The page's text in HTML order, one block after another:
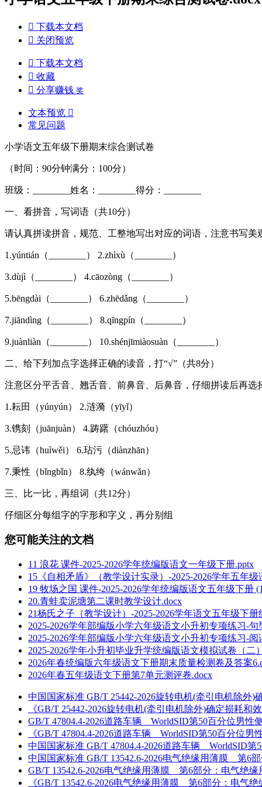
 下载本文档
 关闭预览
 下载本文档
 收藏
 分享赚钱 奖
文本预览 
常见问题
小学语文五年级下册期末综合测试卷
（时间：90分钟满分：100分）
班级：________姓名：________得分：________
一、看拼音，写词语（共10分）
请认真拼读拼音，规范、工整地写出对应的词语，注意书写美
1.yúntián（________） 2.zhìxù（________）
3.dùjì（________） 4.cāozòng（________）
5.bēngdài（________） 6.zhēdǎng（________）
7.jiāndìng（________） 8.qīngpín（________）
9.juànliàn（________） 10.shénjīmiàosuàn（________）
二、给下列加点字选择正确的读音，打“√”（共8分）
注意区分平舌音、翘舌音、前鼻音、后鼻音，仔细拼读后再选
1.耘田（yúnyún） 2.涟漪（yīyǐ）
3.镌刻（juānjuàn） 4.踌躇（chóuzhóu）
5.忌讳（huìwěi） 6.玷污（diànzhān）
7.秉性（bǐngbǐn） 8.纨绔（wánwǎn）
三、比一比，再组词（共12分）
仔细区分每组字的字形和字义，再分别组
您可能关注的文档
11 浪花 课件-2025-2026学年统编版语文一年级下册.pptx
15《自相矛盾》（教学设计实录）-2025-2026学年五年
19 牧场之国 课件-2025-2026学年统编版语文五年级下册
20.青蛙卖泥塘第二课时教学设计.docx
21杨氏之子（教学设计）-2025-2026学年语文五年级下册
2025-2026学年部编版小学六年级语文小升初专项练习-句
2025-2026学年部编版小学六年级语文小升初专项练习-
2025-2026学年小升初毕业升学统编版语文模拟试卷（二
2026年春统编版六年级语文下册期末质量检测卷及答案
2026年春五年级语文下册第7单元测评卷.docx
中国国家标准 GB/T 25442-2026旋转电机(牵引电机除外)
《GB/T 25442-2026旋转电机(牵引电机除外)确定损耗和
GB/T 47804.4-2026道路车辆 WorldSID第50百分位男
《GB/T 47804.4-2026道路车辆 WorldSID第50百分位
中国国家标准 GB/T 47804.4-2026道路车辆 WorldSID
中国国家标准 GB/T 13542.6-2026电气绝缘用薄膜 第6
GB/T 13542.6-2026电气绝缘用薄膜 第6部分：电气绝缘
《GB/T 13542.6-2026电气绝缘用薄膜 第6部分：电气